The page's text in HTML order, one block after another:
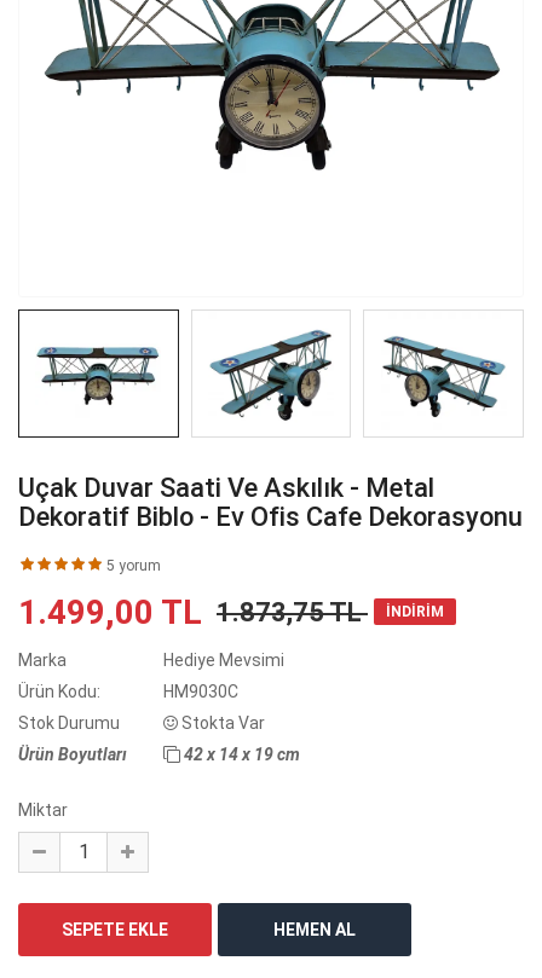
Uçak Duvar Saati Ve Askılık - Metal
Dekoratif Biblo - Ev Ofis Cafe Dekorasyonu
5 yorum
1.499,00 TL 1.873,75 TL İNDİRİM
Marka
Hediye Mevsimi
Ürün Kodu:
HM9030C
Stok Durumu
Stokta Var
Ürün Boyutları
42 x 14 x 19 cm
Miktar